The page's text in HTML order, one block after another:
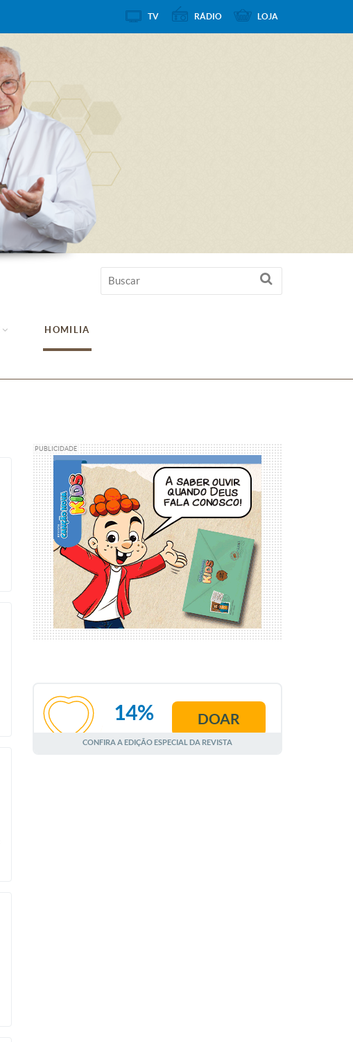
HOMILIA
PUBLICIDADE
AGOSTO
14% DOAR
CONFIRA A EDIÇÃO ESPECIAL DA REVISTA
TV RÁDIO LOJA